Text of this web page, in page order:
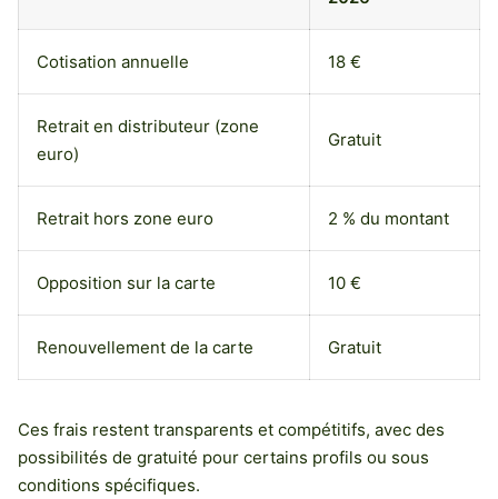
Cotisation annuelle 18 €
Retrait en distributeur (zone
euro)
Gratuit
Retrait hors zone euro 2 % du montant
Opposition sur la carte 10 €
Renouvellement de la carte Gratuit
Ces frais restent transparents et compétitifs, avec des
possibilités de gratuité pour certains profils ou sous
conditions spécifiques.